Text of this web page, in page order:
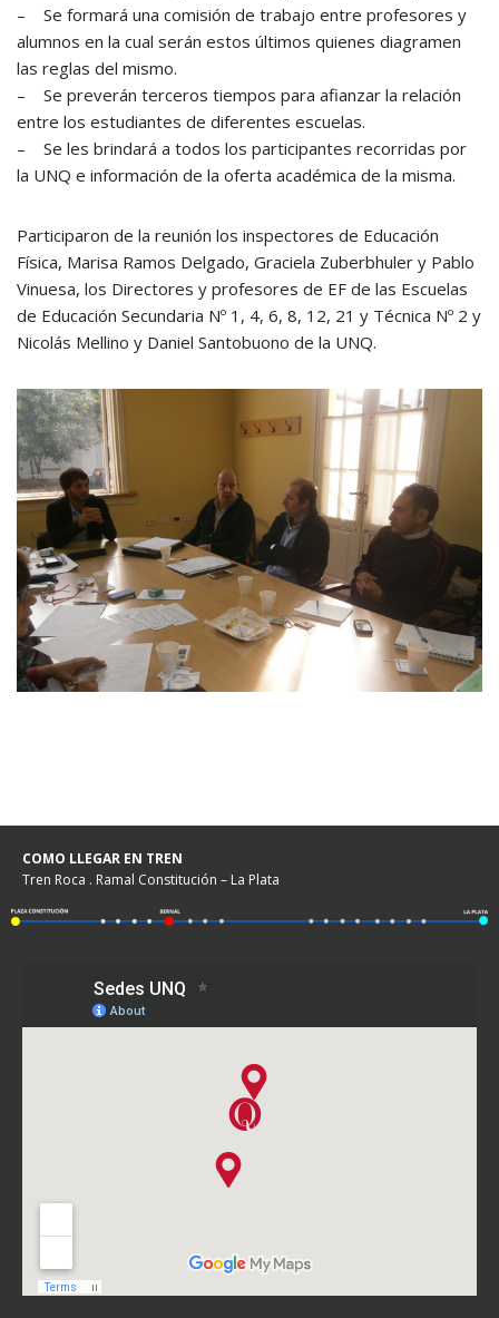
– Se formará una comisión de trabajo entre profesores y
alumnos en la cual serán estos últimos quienes diagramen
las reglas del mismo.
– Se preverán terceros tiempos para afianzar la relación
entre los estudiantes de diferentes escuelas.
– Se les brindará a todos los participantes recorridas por
la UNQ e información de la oferta académica de la misma.
Participaron de la reunión los inspectores de Educación
Física, Marisa Ramos Delgado, Graciela Zuberbhuler y Pablo
Vinuesa, los Directores y profesores de EF de las Escuelas
de Educación Secundaria Nº 1, 4, 6, 8, 12, 21 y Técnica Nº 2 y
Nicolás Mellino y Daniel Santobuono de la UNQ.
COMO LLEGAR EN TREN
Tren Roca . Ramal Constitución – La Plata